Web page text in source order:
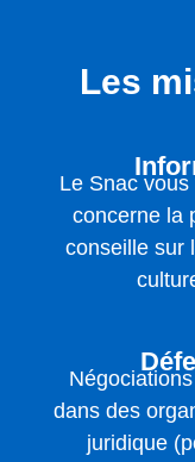
Les
Le Snac
concerne la
conseille sur
dans des
juridique